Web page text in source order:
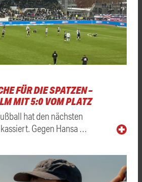
FÜR DIE SPATZEN –
MIT 5:0 VOM PLATZ
hat den nächsten
Gegen Hansa …